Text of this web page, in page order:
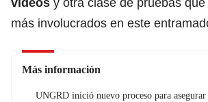
videos y otra clase de pruebas
más involucrados en este
Más información
UNGRD inició nuevo proceso para asegurar